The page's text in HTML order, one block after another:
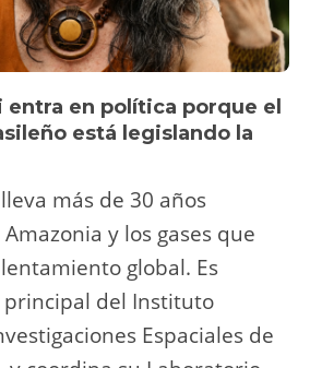
entra en política porque el
está legislando la
más de 30 años
y los gases que
global. Es
del Instituto
Espaciales de